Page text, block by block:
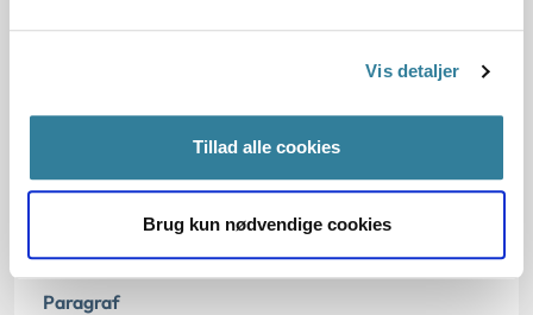
Vis detaljer
Tillad alle cookies
Brug kun nødvendige cookies
28.02.2017
Denne principafgørelse er kasseret den 30. maj
Paragraf